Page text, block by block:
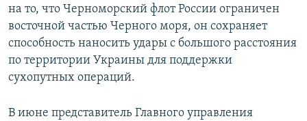
на то, что Черноморский флот России ограничен
восточной частью Черного моря, он сохраняет
способность наносить удары с большого расстояния
по территории Украины для поддержки
сухопутных операций.
В июне представитель Главного управления